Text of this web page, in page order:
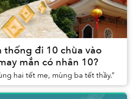
thống đi 10 chùa vào
mắn có nhân 10?
hai tết mẹ, mùng ba tết thầy.”